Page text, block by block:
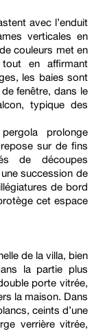
avec l’enduit
verticales en
couleurs met en
tout en affirmant
les baies sont
fenêtre, dans le
typique des
prolonge
sur de fins
de découpes
succession de
de bord
cet espace
de la villa, bien
la partie plus
porte vitrée,
la maison. Dans
ceints d’une
verrière vitrée,